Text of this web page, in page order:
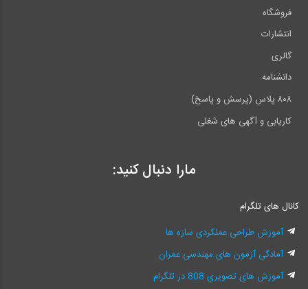
فروشگاه
انتشارات
گالری
دانشنامه
۸۰۸ پلاس (پرسش و پاسخ)
کاریابی و آگهی های شغلی
مارا دنبال کنید:
کانال های تلگرام
آموزش طراحی عملکردی سازه ها
آمادگی آزمون های مهندسی عمران
آموزش های تصویری 808 در تلگرام